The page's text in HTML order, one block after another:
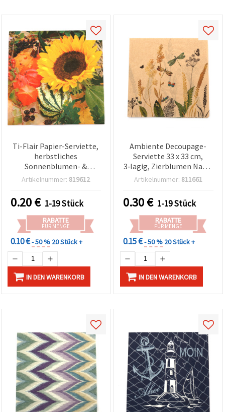
Ti-Flair Papier-Serviette,
herbstliches
Sonnenblumen- &
Kürbisernte-Design, 3-
in), Einweg-Tischdeko für
Herbst/Erntedank, 1
Stück
Artikelnummer: 819612
0.20€ 1-19 Stück
RABATTE
FÜR MENGE
0.10 €- 50 % 20 Stück +
IN DEN WARENKORB
Ambiente Decoupage-
Serviette 33 x 33 cm,
3‑lagig, Zierblumen Natur
– 1 Stück
Artikelnummer: 811661
0.30€ 1-19 Stück
RABATTE
FÜR MENGE
0.15 €- 50 % 20 Stück +
IN DEN WARENKORB